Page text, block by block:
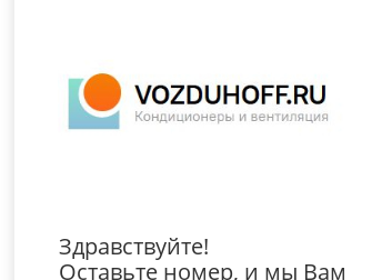
Здравствуйте!
Оставьте номер, и мы Вам